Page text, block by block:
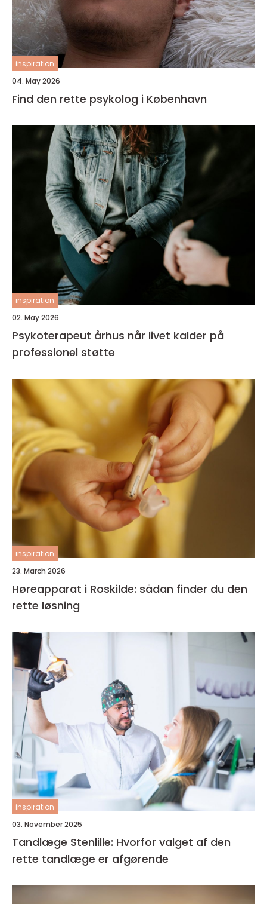
inspiration
04. May 2026
Find den rette psykolog i København
inspiration
02. May 2026
Psykoterapeut århus når livet kalder på
professionel støtte
inspiration
23. March 2026
Høreapparat i Roskilde: sådan finder du den
rette løsning
inspiration
03. November 2025
Tandlæge Stenlille: Hvorfor valget af den
rette tandlæge er afgørende